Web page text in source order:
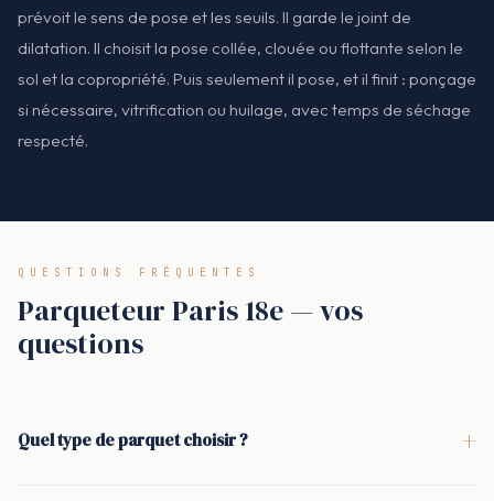
prévoit le sens de pose et les seuils. Il garde le joint de
dilatation. Il choisit la pose collée, clouée ou flottante selon le
sol et la copropriété. Puis seulement il pose, et il finit : ponçage
si nécessaire, vitrification ou huilage, avec temps de séchage
respecté.
QUESTIONS FRÉQUENTES
Parqueteur Paris 18e — vos
questions
Quel type de parquet choisir ? +